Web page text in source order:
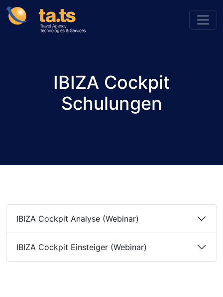
IBIZA Cockpit
Schulungen
IBIZA Cockpit Analyse (Webinar)
IBIZA Cockpit Einsteiger (Webinar)